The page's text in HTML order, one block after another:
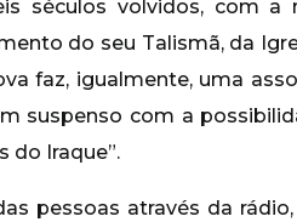
séculos volvidos, com a
do seu Talismã, da
faz, igualmente, uma
suspenso com a
do Iraque”.
pessoas através da